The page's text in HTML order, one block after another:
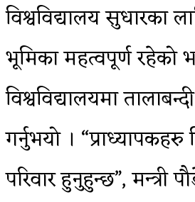
विश्वविद्यालय सुधारका
भूमिका महत्वपूर्ण रहेको
विश्वविद्यालयमा
गर्नुभयो । “प्राध्यापकहरु
परिवार हुनुहुन्छ”, मन्त्री